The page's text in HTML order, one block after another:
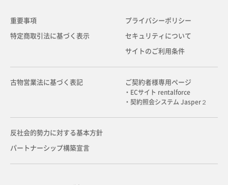
重要事項
特定商取引法に基づく表示
プライバシーポリシー
セキュリティについて
サイトのご利用条件
古物営業法に基づく表記 ご契約者様専用ページ
・ECサイト rentalforce
・契約照会システム Jasper２
反社会的勢力に対する基本方針
パートナーシップ構築宣言